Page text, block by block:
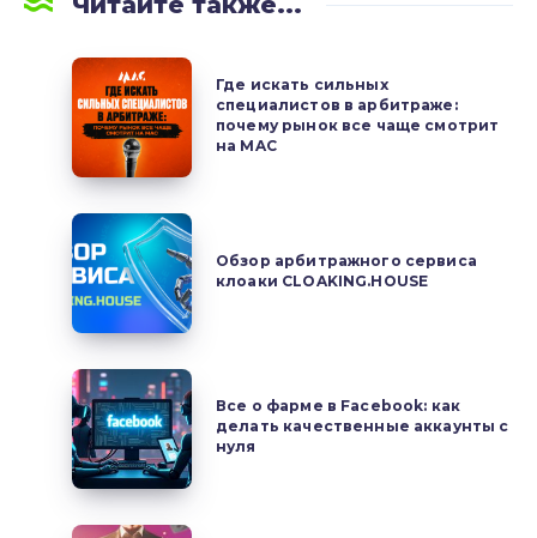
Где
искать
сильных
специалистов
арбитраже:
почему
рынок
все
чаще
смотрит
на
MAC
Где искать сильных
специалистов в арбитраже:
почему рынок все чаще смотрит
на MAC
Обзор
арбитражного
сервиса
CLOAKING.HOUSE
Обзор арбитражного сервиса
клоаки CLOAKING.HOUSE
Все
о
фарме
в
Facebook:
как
Все о фарме в Facebook: как
делать качественные аккаунты с
нуля